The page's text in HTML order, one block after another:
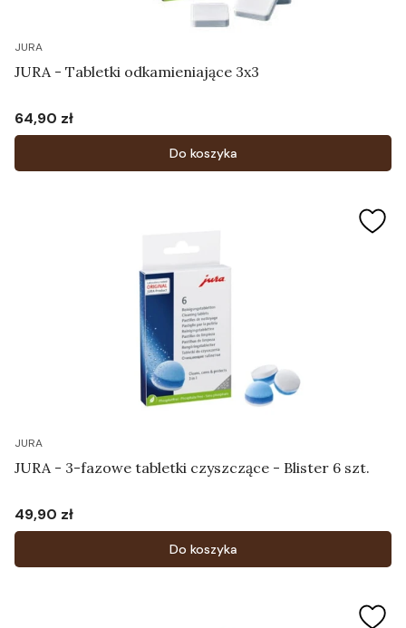
JURA
JURA - Tabletki odkamieniające 3x3
Cena
64,90 zł
Do koszyka
JURA
JURA - 3-fazowe tabletki czyszczące - Blister 6 szt.
Cena
49,90 zł
Do koszyka